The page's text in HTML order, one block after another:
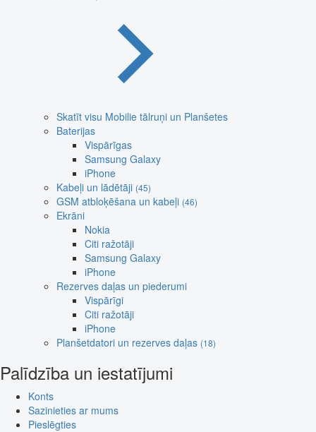
Skatīt visu Mobilie tālruņi un Planšetes
Baterijas
Vispārīgas
Samsung Galaxy
iPhone
Kabeļi un lādētāji (45)
GSM atbloķēšana un kabeļi (46)
Ekrāni
Nokia
Citi ražotāji
Samsung Galaxy
iPhone
Rezerves daļas un piederumi
Vispārīgi
Citi ražotāji
iPhone
Planšetdatori un rezerves daļas (18)
Palīdzība un iestatījumi
Konts
Sazinieties ar mums
Pieslēgties